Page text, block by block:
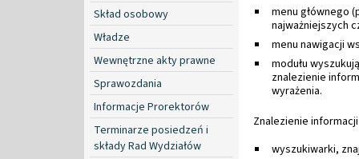
Skład osobowy
Władze
Wewnętrzne akty prawne
Sprawozdania
Informacje Prorektorów
Terminarze posiedzeń i
składy Rad Wydziałów
menu głównego
najważniejszych
menu nawigacji
modułu
znalezienie
wyrażenia.
Znalezienie
wyszukiwarki,